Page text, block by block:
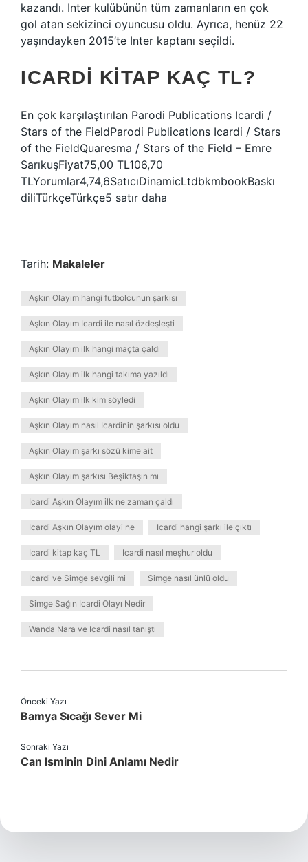
kazandı. Inter kulübünün tüm zamanların en çok
gol atan sekizinci oyuncusu oldu. Ayrıca, henüz 22
yaşındayken 2015’te Inter kaptanı seçildi.
ICARDI KITAP KAÇ TL?
En çok karşılaştırılan Parodi Publications Icardi /
Stars of the FieldParodi Publications Icardi / Stars
of the FieldQuaresma / Stars of the Field – Emre
SarıkuşFiyat75,00 TL106,70
TLYorumlar4,74,6SatıcıDinamicLtdbkmbookBaskı
diliTürkçeTürkçe5 satır daha
Tarih: Makaleler
Aşkın Olayım hangi futbolcunun şarkısı
Aşkın Olayım Icardi ile nasıl özdeşleşti
Aşkın Olayım ilk hangi maçta çaldı
Aşkın Olayım ilk hangi takıma yazıldı
Aşkın Olayım ilk kim söyledi
Aşkın Olayım nasıl Icardinin şarkısı oldu
Aşkın Olayım şarkı sözü kime ait
Aşkın Olayım şarkısı Beşiktaşın mı
Icardi Aşkın Olayım ilk ne zaman çaldı
Icardi Aşkın Olayım olayi ne Icardi hangi şarkı ile çıktı
Icardi kitap kaç TL Icardi nasıl meşhur oldu
Icardi ve Simge sevgili mi Simge nasıl ünlü oldu
Simge Sağın Icardi Olayı Nedir
Wanda Nara ve Icardi nasıl tanıştı
Önceki Yazı
Bamya Sıcağı Sever Mi
Sonraki Yazı
Can Isminin Dini Anlamı Nedir